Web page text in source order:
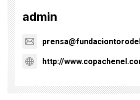
admin
http://